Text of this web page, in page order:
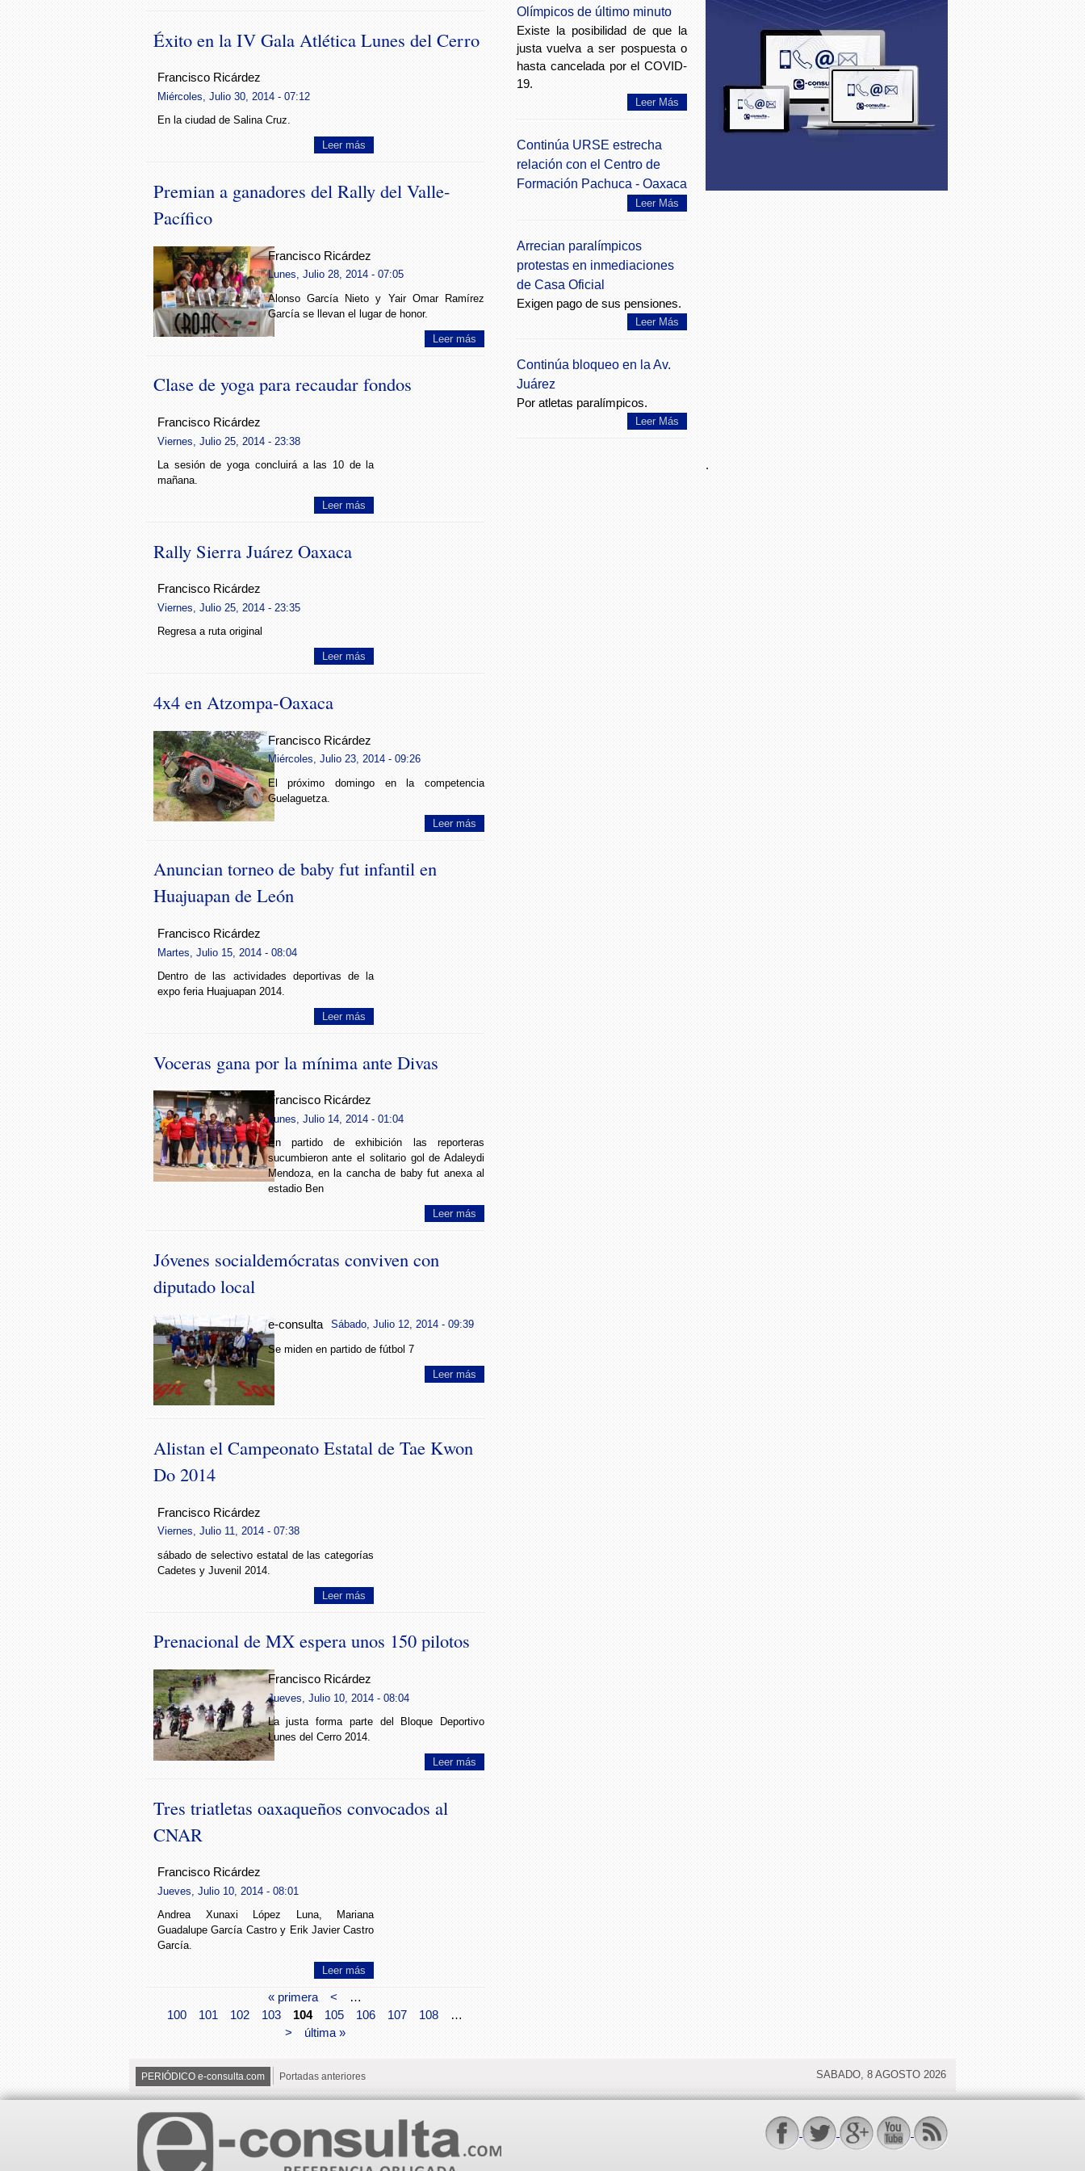
Éxito en la IV Gala Atlética Lunes del Cerro
Francisco Ricárdez
Miércoles, Julio 30, 2014 - 07:12
En la ciudad de Salina Cruz.
Leer más
Premian a ganadores del Rally del Valle-
Pacífico
Francisco Ricárdez
Lunes, Julio 28, 2014 - 07:05
Alonso García Nieto y Yair Omar Ramírez
García se llevan el lugar de honor.
Leer más
Clase de yoga para recaudar fondos
Francisco Ricárdez
Viernes, Julio 25, 2014 - 23:38
La sesión de yoga concluirá a las 10 de la
mañana.
Leer más
Rally Sierra Juárez Oaxaca
Francisco Ricárdez
Viernes, Julio 25, 2014 - 23:35
Regresa a ruta original
Leer más
4x4 en Atzompa-Oaxaca
Francisco Ricárdez
Miércoles, Julio 23, 2014 - 09:26
El próximo domingo en la competencia
Guelaguetza.
Leer más
Anuncian torneo de baby fut infantil en
Huajuapan de León
Francisco Ricárdez
Martes, Julio 15, 2014 - 08:04
Dentro de las actividades deportivas de la
expo feria Huajuapan 2014.
Leer más
Voceras gana por la mínima ante Divas
Francisco Ricárdez
Lunes, Julio 14, 2014 - 01:04
En partido de exhibición las reporteras
sucumbieron ante el solitario gol de Adaleydi
Mendoza, en la cancha de baby fut anexa al
estadio Ben
Leer más
Jóvenes socialdemócratas conviven con
diputado local
e-consulta Sábado, Julio 12, 2014 - 09:39
Se miden en partido de fútbol 7
Leer más
Alistan el Campeonato Estatal de Tae Kwon
Do 2014
Francisco Ricárdez
Viernes, Julio 11, 2014 - 07:38
sábado de selectivo estatal de las categorías
Cadetes y Juvenil 2014.
Leer más
Prenacional de MX espera unos 150 pilotos
Francisco Ricárdez
Jueves, Julio 10, 2014 - 08:04
La justa forma parte del Bloque Deportivo
Lunes del Cerro 2014.
Leer más
Tres triatletas oaxaqueños convocados al
CNAR
Francisco Ricárdez
Jueves, Julio 10, 2014 - 08:01
Andrea Xunaxi López Luna, Mariana
Guadalupe García Castro y Erik Javier Castro
García.
Leer más
« primera <
…
100
101 102 103 104 105 106 107 108
…
>
última »
Olímpicos de último minuto
Existe la posibilidad de que la
justa vuelva a ser pospuesta o
hasta cancelada por el COVID-
19.
Leer Más
Continúa URSE estrecha
relación con el Centro de
Formación Pachuca - Oaxaca
Leer Más
Arrecian paralímpicos
protestas en inmediaciones
de Casa Oficial
Exigen pago de sus pensiones.
Leer Más
Continúa bloqueo en la Av.
Juárez
Por atletas paralímpicos.
Leer Más
.
PERIÓDICO e-consulta.com Portadas anteriores SABADO, 8 AGOSTO 2026